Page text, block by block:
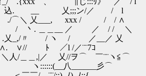
. __ 乂;;;ン/／ / l |_
＼ 乂___, xxx / / / ∧
/ 丶. ＿＿__ ／ ／
.乂_,/〃 / ヽ / ／__／
ﾄ ／l /／¨¨7ｺ ノ/ﾞ
＿＿,|／ 乂//ヲ⌒ ￣¨¨ヽ≦⌒
八______彡⌒ }＿